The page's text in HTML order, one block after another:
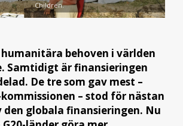
Children.
humanitära behoven i världen
Samtidigt är finansieringen
De tre som gav mest –
– stod för nästan
den globala finansieringen. Nu